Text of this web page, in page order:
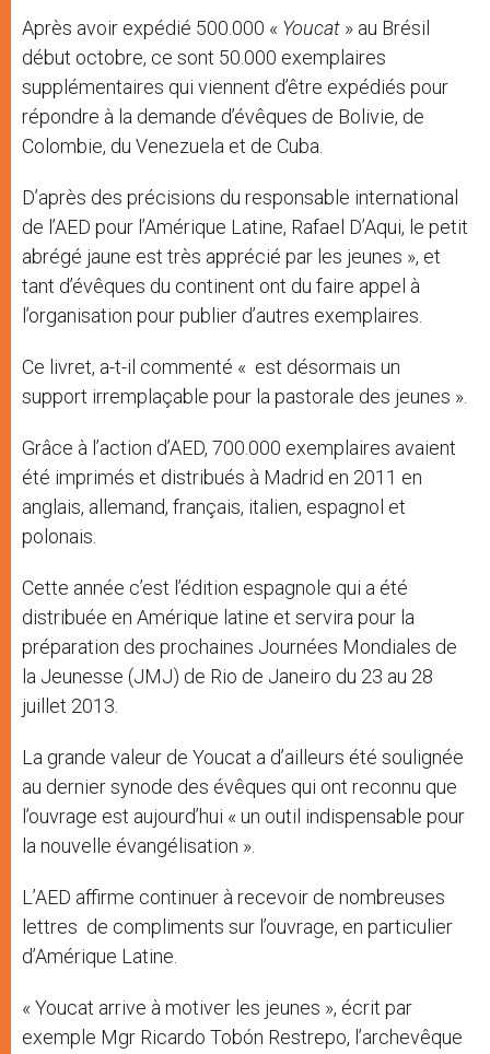
Après avoir expédié 500.000 « Youcat » au Brésil
début octobre, ce sont 50.000 exemplaires
supplémentaires qui viennent d’être expédiés pour
répondre à la demande d’évêques de Bolivie, de
Colombie, du Venezuela et de Cuba.
D’après des précisions du responsable international
de l’AED pour l’Amérique Latine, Rafael D’Aqui, le petit
abrégé jaune est très apprécié par les jeunes », et
tant d’évêques du continent ont du faire appel à
l’organisation pour publier d’autres exemplaires.
Ce livret, a-t-il commenté « est désormais un
support irremplaçable pour la pastorale des jeunes ».
Grâce à l’action d’AED, 700.000 exemplaires avaient
été imprimés et distribués à Madrid en 2011 en
anglais, allemand, français, italien, espagnol et
polonais.
Cette année c’est l’édition espagnole qui a été
distribuée en Amérique latine et servira pour la
préparation des prochaines Journées Mondiales de
la Jeunesse (JMJ) de Rio de Janeiro du 23 au 28
juillet 2013.
La grande valeur de Youcat a d’ailleurs été soulignée
au dernier synode des évêques qui ont reconnu que
l’ouvrage est aujourd’hui « un outil indispensable pour
la nouvelle évangélisation ».
L’AED affirme continuer à recevoir de nombreuses
lettres de compliments sur l’ouvrage, en particulier
d’Amérique Latine.
« Youcat arrive à motiver les jeunes », écrit par
exemple Mgr Ricardo Tobón Restrepo, l’archevêque